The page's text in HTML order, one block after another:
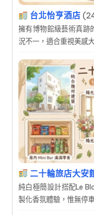
台北怡亨酒店
擁有博物館級藝術真跡
況不一，適合重視美感
二十輪旅店大安
純白極簡設計搭配Le
製化香氛體驗，惟無停